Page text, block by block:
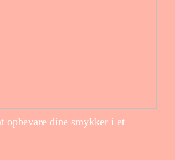
opbevare dine smykker i et